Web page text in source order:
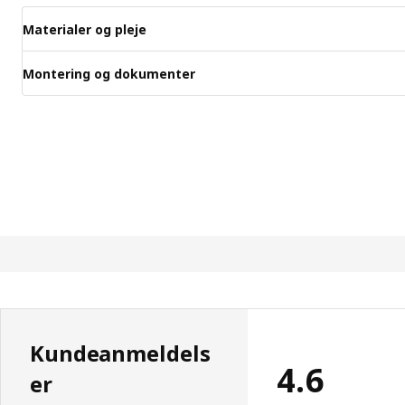
Materialer og pleje
Montering og dokumenter
Kundeanmeldels
er
4.6